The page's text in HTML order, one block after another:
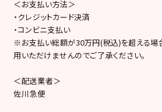
＜お支払い方法＞
・クレジットカード決済
・コンビニ支払い
※お支払い総額が30万円(税込)を超える場
用いただけませんのでご了承ください。
＜配送業者＞
佐川急便